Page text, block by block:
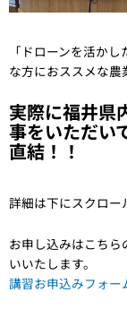
「ドローンを活か
な方におススメな農
実際に福井県
事をいただい
直結！！
詳細は下にスクロ
お申し込みはこち
いいたします。
講習お申込みフォー